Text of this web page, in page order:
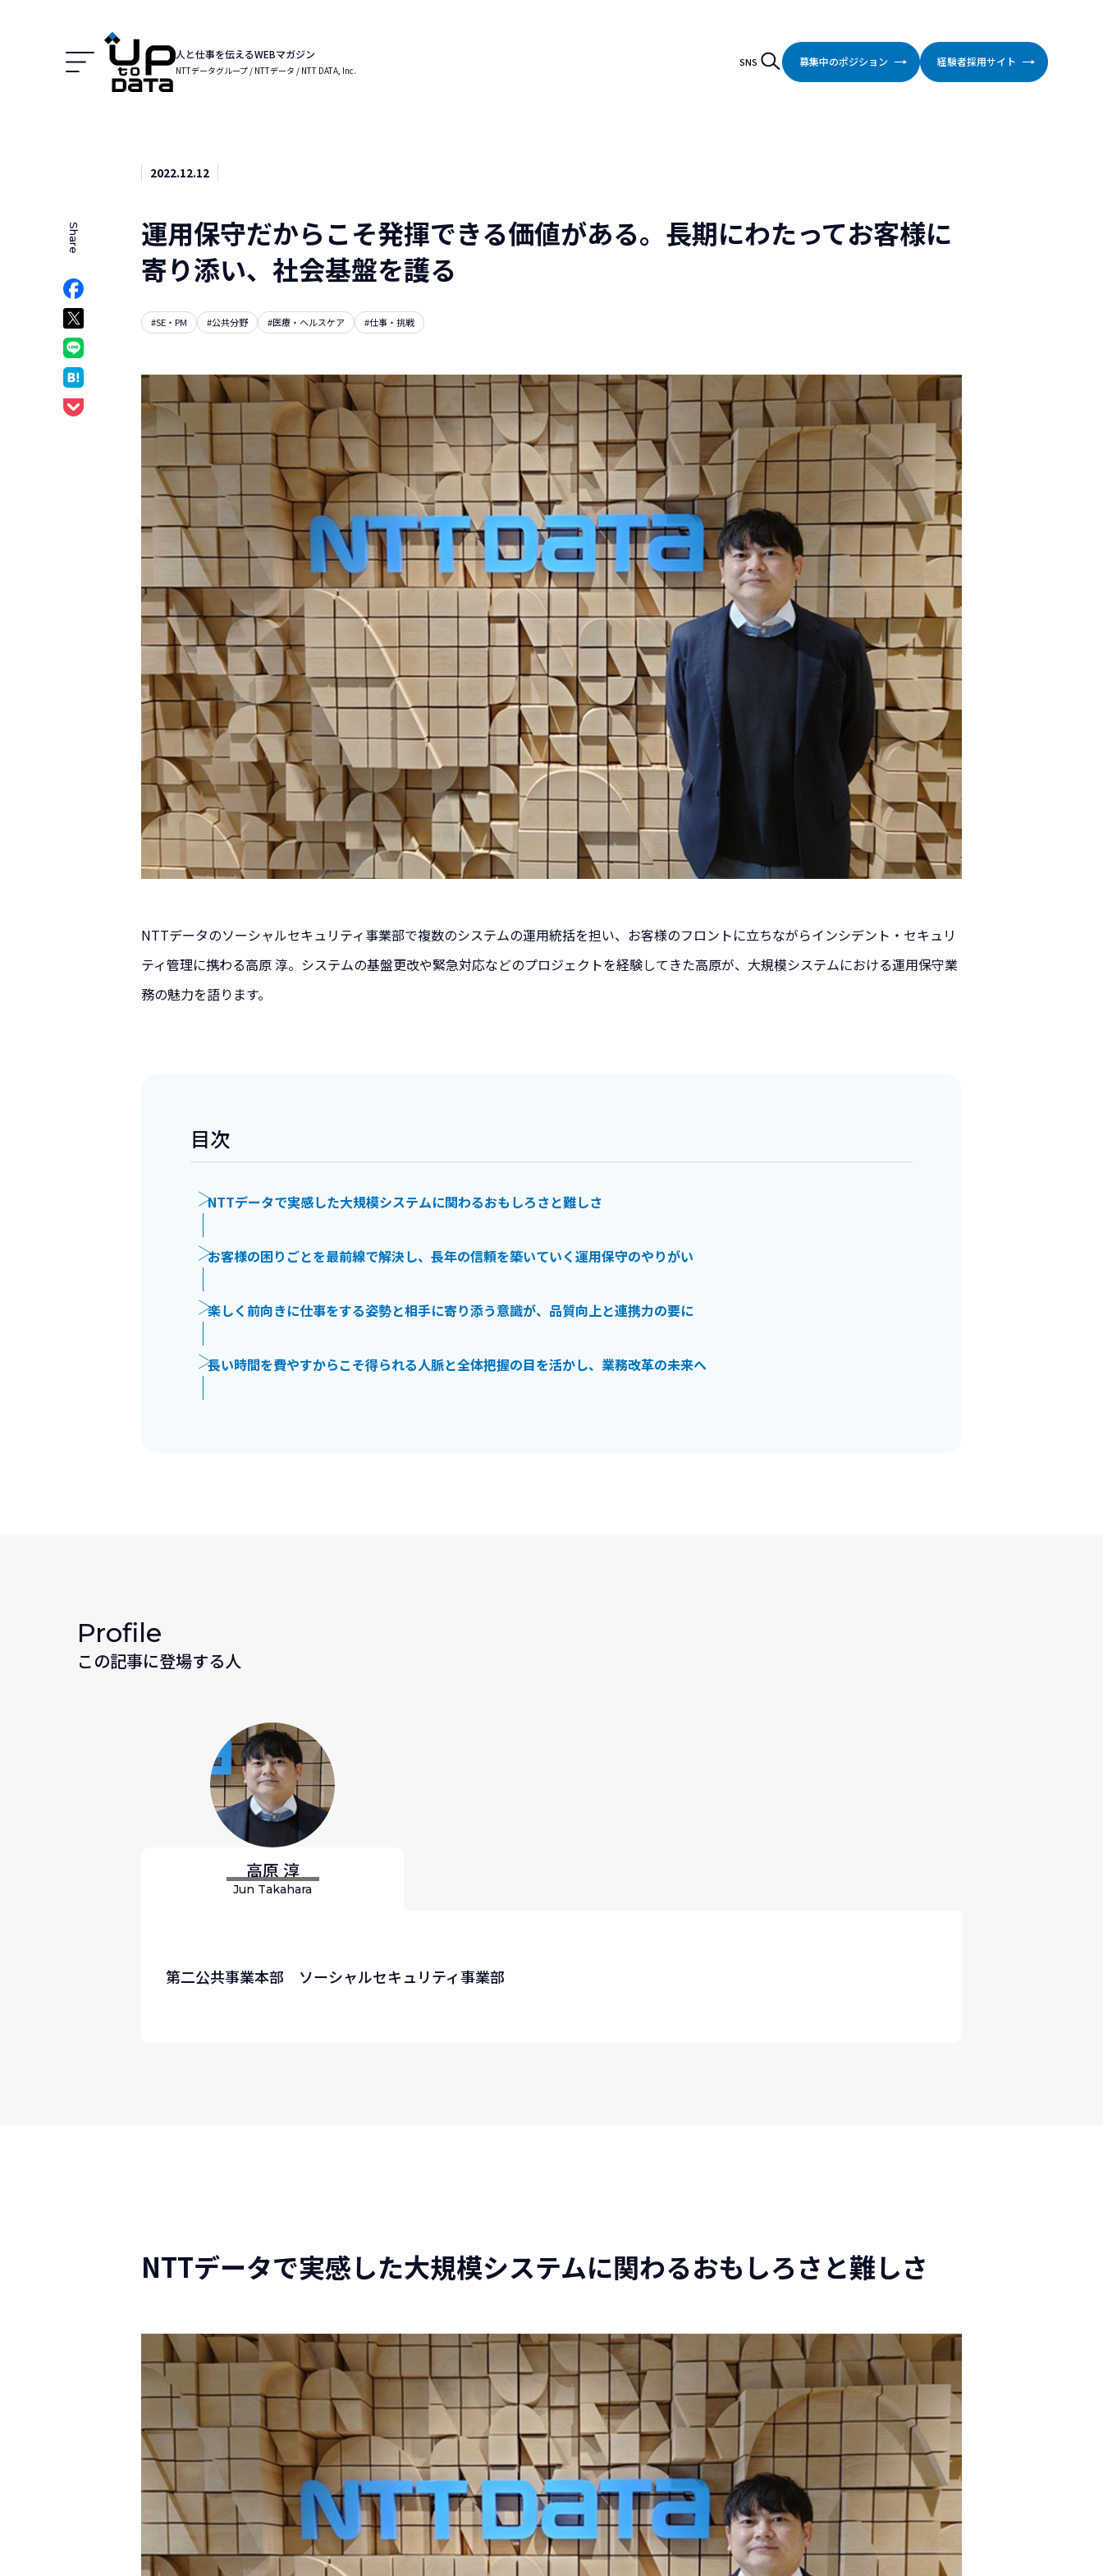
人と仕事を伝えるWEBマガジン
NTTデータグループ / NTTデータ / NTT DATA, Inc.
Menu
SNS 検索
Search
募集中のポジション 経験者採用サイト
2022.12.12
運用保守だからこそ発揮できる価値がある。長期にわたってお客様に
寄り添い、社会基盤を護る
#SE・PM #公共分野 #医療・ヘルスケア #仕事・挑戦
Share
Xでシェア
はてなブックマークでシェア
Pocketでシェア
NTTデータのソーシャルセキュリティ事業部で複数のシステムの運用統括を担い、お客様のフロントに立ちながらインシデント・セキュリ
ティ管理に携わる高原 淳。システムの基盤更改や緊急対応などのプロジェクトを経験してきた高原が、大規模システムにおける運用保守業
務の魅力を語ります。
目次
NTTデータで実感した大規模システムに関わるおもしろさと難しさ
お客様の困りごとを最前線で解決し、長年の信頼を築いていく運用保守のやりがい
楽しく前向きに仕事をする姿勢と相手に寄り添う意識が、品質向上と連携力の要に
長い時間を費やすからこそ得られる人脈と全体把握の目を活かし、業務改革の未来へ
Profile
この記事に登場する人
高原 淳
Jun Takahara
第二公共事業本部 ソーシャルセキュリティ事業部
NTTデータで実感した大規模システムに関わるおもしろさと難しさ
ークでシェア